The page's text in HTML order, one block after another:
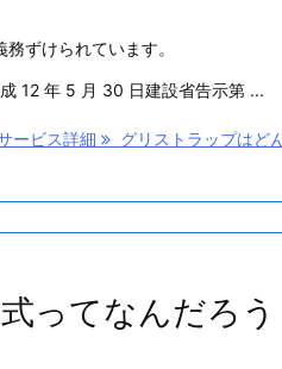
ずけられています。
12 年 5 月 30 日建設省告示第 ...
ービス詳細 グリストラップはど
ってなんだろう